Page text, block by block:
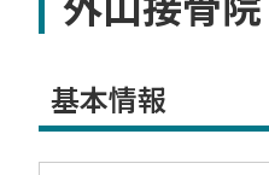
基本情報